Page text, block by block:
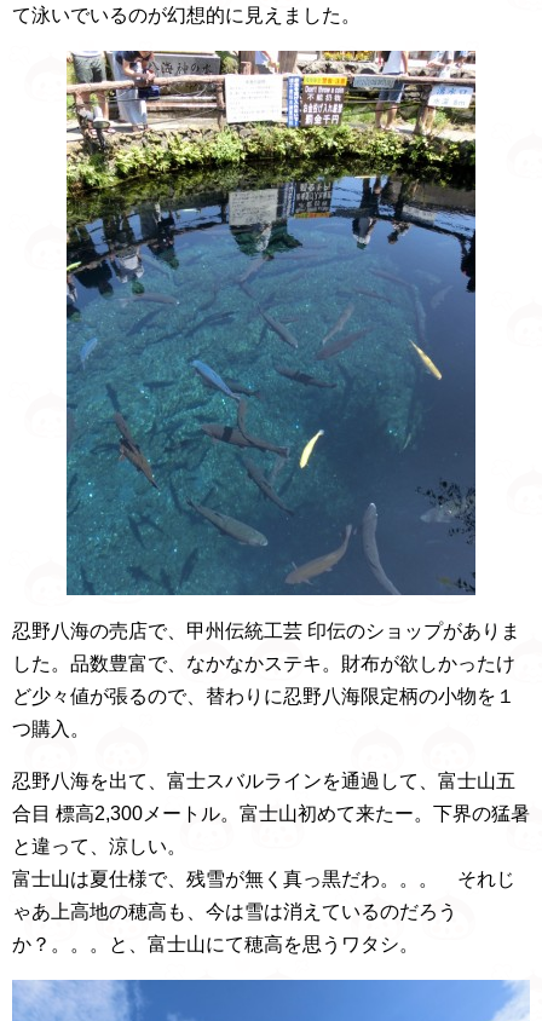
て泳いでいるのが幻想的に見えました。
忍野八海の売店で、甲州伝統工芸 印伝のショップがありま
した。品数豊富で、なかなかステキ。財布が欲しかったけ
ど少々値が張るので、替わりに忍野八海限定柄の小物を１
つ購入。
忍野八海を出て、富士スバルラインを通過して、富士山五
合目 標高2,300メートル。富士山初めて来たー。下界の猛暑
と違って、涼しい。
富士山は夏仕様で、残雪が無く真っ黒だわ。。。 それじ
ゃあ上高地の穂高も、今は雪は消えているのだろう
か？。。。と、富士山にて穂高を思うワタシ。